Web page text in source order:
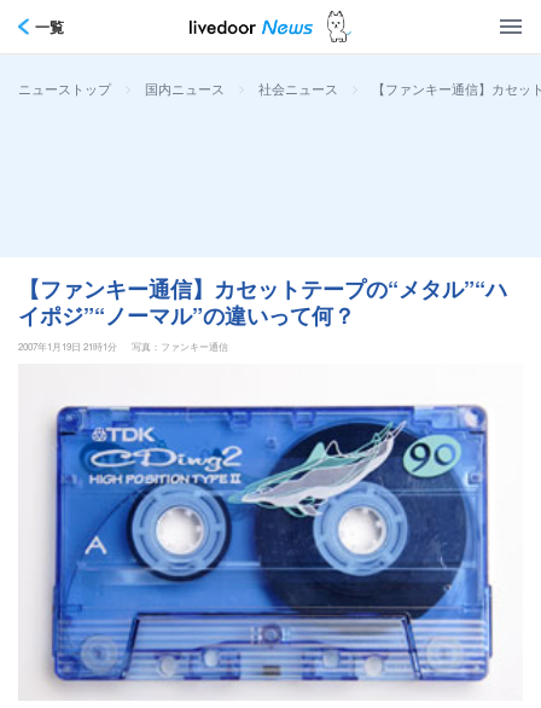
一覧
ニューストップ > 国内ニュース > 社会ニュース > 【ファンキー通信】カセッ
【ファンキー通信】カセットテープの“メタル”“ハ
イポジ”“ノーマル”の違いって何？
2007年1月19日 21時1分 写真：ファンキー通信